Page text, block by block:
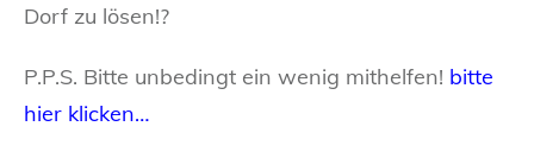
Dorf zu lösen!?
P.P.S. Bitte unbedingt ein wenig mithelfen! bitte
hier klicken…